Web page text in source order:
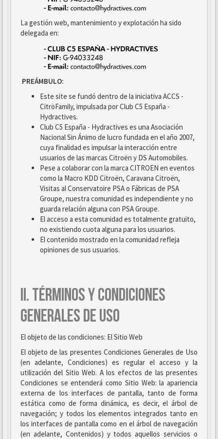
La gestión web, mantenimiento y explotación ha sido
delegada en:
PREÁMBULO:
Este site se fundó dentro de la iniciativa ACCS -
CitröFamily, impulsada por Club C5 España -
Hydractives.
Club C5 España - Hydractives es una Asociación
Nacional Sin Ánimo de lucro fundada en el año 2007,
cuya finalidad es impulsar la interacción entre
usuarios de las marcas Citroën y DS Automobiles.
Pese a colaborar con la marca CITROEN en eventos
como la Macro KDD Citroën, Caravana Citroën,
Visitas al Conservatoire PSA o Fábricas de PSA
Groupe, nuestra comunidad es independiente y no
guarda relación alguna con PSA Groupe.
El acceso a esta comunidad es totalmente gratuito,
no existiendo cuota alguna para los usuarios.
El contenido mostrado en la comunidad refleja
opiniones de sus usuarios.
II. TÉRMINOS Y CONDICIONES
GENERALES DE USO
El objeto de las condiciones: El Sitio Web
El objeto de las presentes Condiciones Generales de Uso
(en adelante, Condiciones) es regular el acceso y la
utilización del Sitio Web. A los efectos de las presentes
Condiciones se entenderá como Sitio Web: la apariencia
externa de los interfaces de pantalla, tanto de forma
estática como de forma dinámica, es decir, el árbol de
navegación; y todos los elementos integrados tanto en
los interfaces de pantalla como en el árbol de navegación
(en adelante, Contenidos) y todos aquellos servicios o